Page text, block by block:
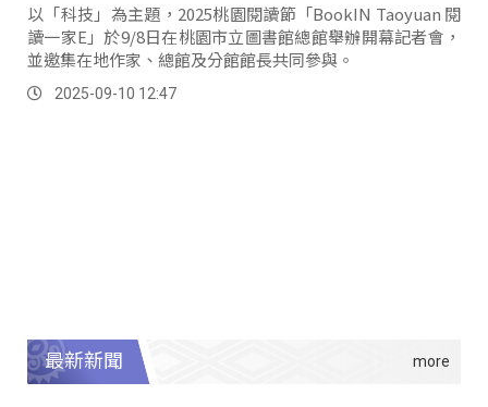
以「科技」為主題，2025桃園閱讀節「BookIN Taoyuan 閱
讀一家E」於9/8日在桃園市立圖書館總館舉辦開幕記者會，
並邀集在地作家、總館及分館館長共同參與。
2025-09-10 12:47
最新新聞